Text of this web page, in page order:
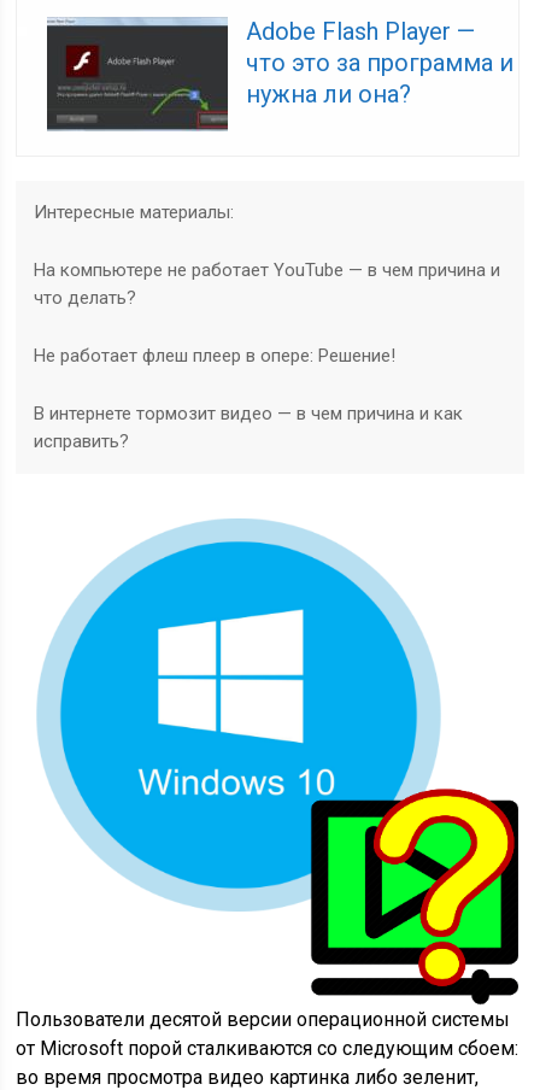
Adobe Flash Player —
что это за программа и
нужна ли она?
Интересные материалы:
На компьютере не работает YouTube — в чем причина и
что делать?
Не работает флеш плеер в опере: Решение!
В интернете тормозит видео — в чем причина и как
исправить?
Пользователи десятой версии операционной системы
от Microsoft порой сталкиваются со следующим сбоем:
во время просмотра видео картинка либо зеленит,